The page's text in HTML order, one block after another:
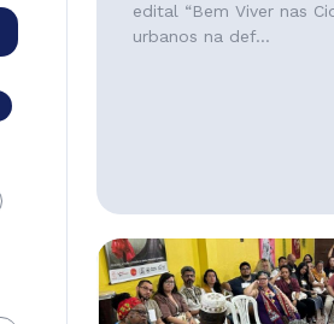
edital “Bem Viver nas
urbanos na def...